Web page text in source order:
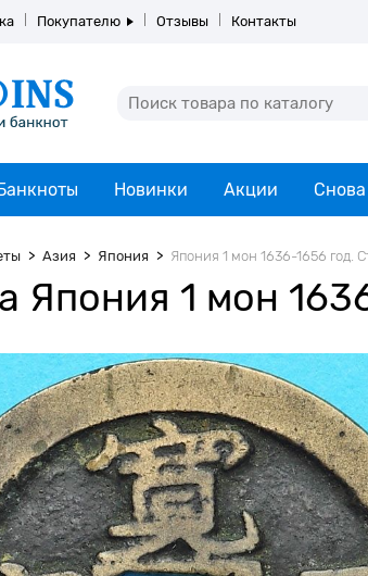
Покупателю Отзывы Контакты
Новинки Акции
Азия Япония Япония 1 мон 1636-1656 год.
Япония 1 мон